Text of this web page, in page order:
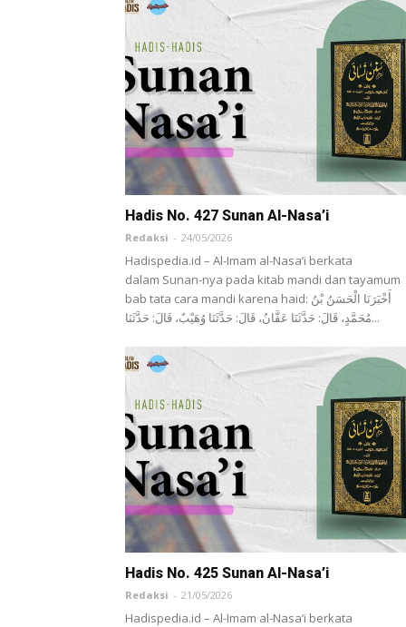
Hadis No. 427 Sunan Al-Nasa’i
Redaksi - 24/05/2026
Hadispedia.id – Al-Imam al-Nasa’i berkata
dalam Sunan-nya pada kitab mandi dan tayamum
bab tata cara mandi karena haid: أَخْبَرَنَا ‌الْحَسَنُ بْنُ
مُحَمَّدٍ، قَالَ: حَدَّثَنَا ‌عَفَّانُ، قَالَ: حَدَّثَنَا ‌وُهَيْبٌ، قَالَ: حَدَّثَنَا...
Hadis No. 425 Sunan Al-Nasa’i
Redaksi - 21/05/2026
Hadispedia.id – Al-Imam al-Nasa’i berkata